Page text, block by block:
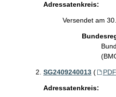
Adressatenkreis:
Versendet am
SG2409240013 (
Adressatenkreis: